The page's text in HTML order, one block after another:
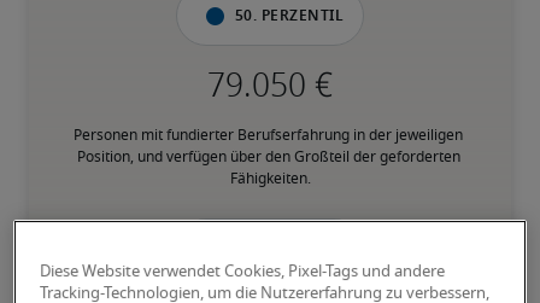
50. Perzentil
Personen mit fundierter Berufserfahrung in der jeweiligen
Position, und verfügen über den Großteil der geforderten
Fähigkeiten.
Diese Website verwendet Cookies, Pixel-Tags und andere
Tracking-Technologien, um die Nutzererfahrung zu verbessern,